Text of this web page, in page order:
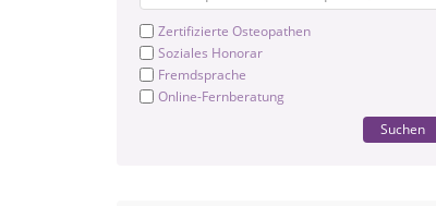
Zertifizierte Osteopathen
Soziales Honorar
Fremdsprache
Online-Fernberatung
Suchen